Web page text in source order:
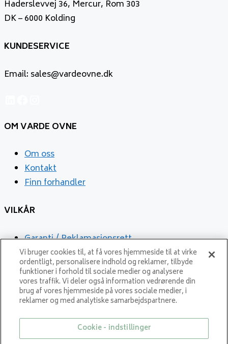
Haderslevvej 36, Mercur, Rom 303
DK – 6000 Kolding
KUNDESERVICE
Email: sales@vardeovne.dk
OM VARDE OVNE
Om oss
Kontakt
Finn forhandler
VILKÅR
Garanti / Reklamasjonsrett
Reklamation
Privatlivspolitik
Vi bruger cookies til, at få vores hjemmeside til at virke
ordentligt, personalisere indhold og reklamer, tilbyde
funktioner i forhold til sociale medier og analysere
vores traffik. Vi deler også information vedrørende din
brug af vores hjemmeside på vores sociale medier, i
reklamer og med analytiske samarbejdspartnere.
Cookie - indstillinger